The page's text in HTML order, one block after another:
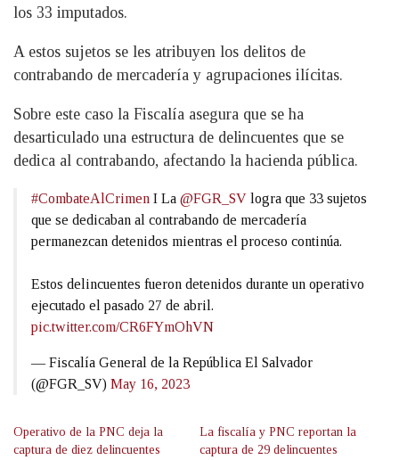
los 33 imputados.
A estos sujetos se les atribuyen los delitos de
contrabando de mercadería y agrupaciones ilícitas.
Sobre este caso la Fiscalía asegura que se ha
desarticulado una estructura de delincuentes que se
dedica al contrabando, afectando la hacienda pública.
#CombateAlCrimen I La @FGR_SV logra que 33 sujetos
que se dedicaban al contrabando de mercadería
permanezcan detenidos mientras el proceso continúa.
Estos delincuentes fueron detenidos durante un operativo
ejecutado el pasado 27 de abril.
pic.twitter.com/CR6FYmOhVN
— Fiscalía General de la República El Salvador
(@FGR_SV) May 16, 2023
Operativo de la PNC deja la
captura de diez delincuentes
La fiscalía y PNC reportan la
captura de 29 delincuentes